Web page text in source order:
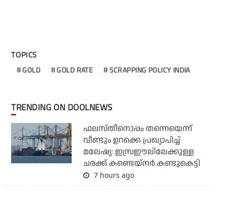
TOPICS
GOLD GOLD RATE SCRAPPING POLICY INDIA
TRENDING ON DOOLNEWS
ഫലസ്തീനൊപ്പം തന്നെയെന്ന്
വീണ്ടും ഉറക്കെ പ്രഖ്യാപിച്ച്
മലേഷ്യ: ഇസ്രഈലിലേക്കുള്ള
ചരക്ക് കണ്ടെയ്‌നര്‍ കണ്ടുകെട്ടി
7 hours ago